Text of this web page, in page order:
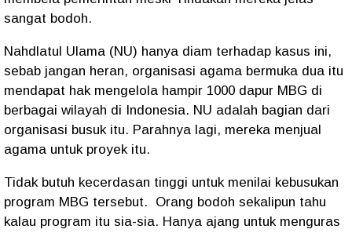
sangat bodoh.
Nahdlatul Ulama (NU) hanya diam terhadap kasus ini,
sebab jangan heran, organisasi agama bermuka dua itu
mendapat hak mengelola hampir 1000 dapur MBG di
berbagai wilayah di Indonesia. NU adalah bagian dari
organisasi busuk itu. Parahnya lagi, mereka menjual
agama untuk proyek itu.
Tidak butuh kecerdasan tinggi untuk menilai kebusukan
program MBG tersebut.
Orang bodoh sekalipun tahu
kalau program itu sia-sia. Hanya ajang untuk menguras